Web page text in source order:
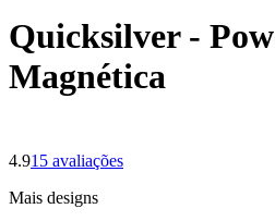
Quicksilver -
Magnética
4.915 avaliações
Mais designs